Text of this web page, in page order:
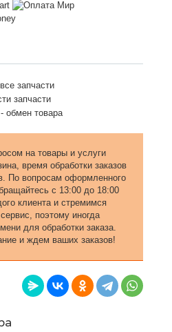
запчасти
запчасти
обмен товара
на товары и услуги
время обработки заказов
По вопросам оформленного
с 13:00 до 18:00
клиента и стремимся
поэтому иногда
для обработки заказа.
и ждем ваших заказов!